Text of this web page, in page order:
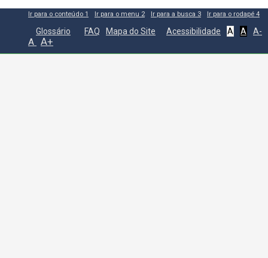
Ir para o conteúdo 1 Ir para o menu 2 Ir para a busca 3 Ir para o rodapé 4
Glossário FAQ Mapa do Site Acessibilidade A A A-
A A+